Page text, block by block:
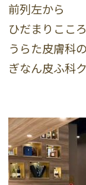
前列左から
ひだまりここ
うらた皮膚科
ぎなん皮ふ科